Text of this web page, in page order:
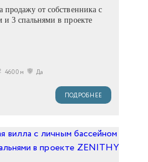
продажу от собственника с
и 3 спальнями в проекте
4600м Да
ПОДРОБНЕЕ